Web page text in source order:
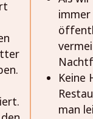
Keine
man